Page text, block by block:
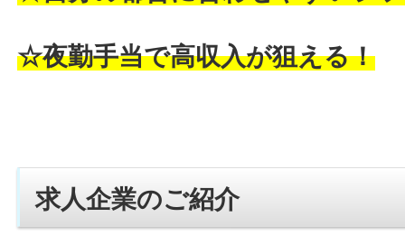
☆夜勤手当で高収入が狙える！
求人企業のご紹介